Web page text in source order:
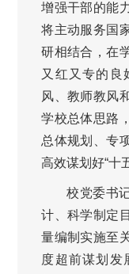
增强干部的能
将主动服务国
研相结合，在
又红又专的良
风、教师教风
学校总体思路
总体规划、专
高效谋划好“十
校党委书
计、科学制定
量编制实施至
度超前谋划发